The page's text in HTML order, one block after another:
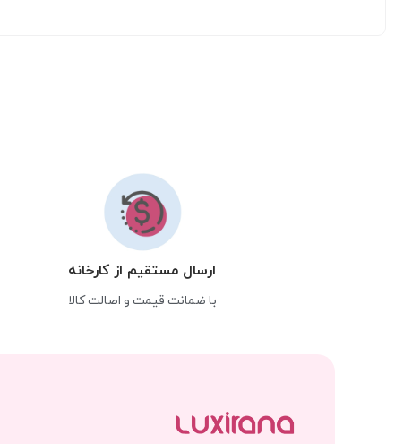
ارسال مستقیم از کارخانه
با ضمانت قیمت و اصالت کالا